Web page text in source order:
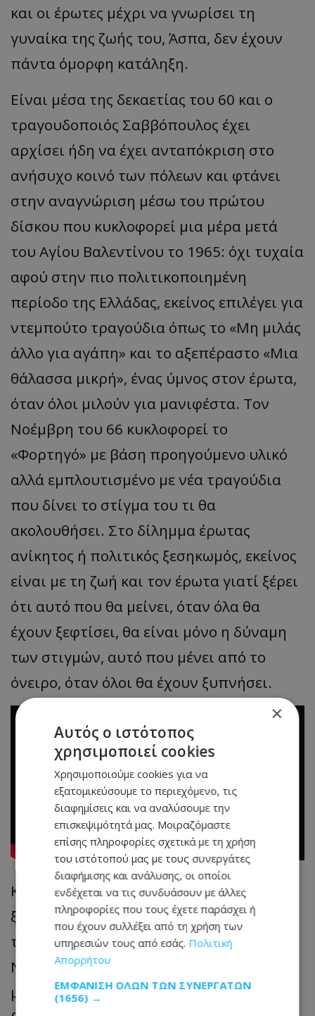
και οι έρωτες μέχρι να γνωρίσει τη
γυναίκα της ζωής του, Άσπα, δεν έχουν
πάντα όμορφη κατάληξη.
Είναι μέσα της δεκαετίας του 60 και ο
τραγουδοποιός Σαββόπουλος έχει
αρχίσει ήδη να έχει ανταπόκριση στο
ανήσυχο κοινό των πόλεων και φτάνει
στην αναγνώριση μέσω του πρώτου
δίσκου που κυκλοφορεί μια μέρα μετά
του Αγίου Βαλεντίνου το 1965: όχι τυχαία
αφού στην πιο πολιτικοποιημένη
περίοδο της Ελλάδας, εκείνος επιλέγει για
ντεμπούτο τραγούδια όπως το «Μη μιλάς
άλλο για αγάπη» και το αξεπέραστο «Μια
θάλασσα μικρή», ένας ύμνος στον έρωτα,
όταν όλοι μιλούν για μανιφέστα. Τον
Νοέμβρη του 66 κυκλοφορεί το
«Φορτηγό» με βάση προηγούμενο υλικό
αλλά εμπλουτισμένο με νέα τραγούδια
που δίνει το στίγμα του τι θα
ακολουθήσει. Στο δίλημμα έρωτας
ανίκητος ή πολιτικός ξεσηκωμός, εκείνος
είναι με τη ζωή και τον έρωτα γιατί ξέρει
ότι αυτό που θα μείνει, όταν όλα θα
έχουν ξεφτίσει, θα είναι μόνο η δύναμη
των στιγμών, αυτό που μένει από το
όνειρο, όταν όλοι θα έχουν ξυπνήσει.
Και αυτό είναι που τον κάνει να
ξεχωρίζει από τους άλλους
τραγουδοποιούς και ερμηνευτές του
Νέου Κύματος: το ότι γνωρίζει πως οι
μικρές στιγμές έχουν πολύ μεγάλη
×
Αυτός ο ιστότοπος
χρησιμοποιεί cookies
Χρησιμοποιούμε cookies για να
εξατομικεύσουμε το περιεχόμενο, τις
διαφημίσεις και να αναλύσουμε την
επισκεψιμότητά μας. Μοιραζόμαστε
επίσης πληροφορίες σχετικά με τη χρήση
του ιστότοπού μας με τους συνεργάτες
διαφήμισης και ανάλυσης, οι οποίοι
ενδέχεται να τις συνδυάσουν με άλλες
πληροφορίες που τους έχετε παράσχει ή
που έχουν συλλέξει από τη χρήση των
υπηρεσιών τους από εσάς. Πολιτική
Απορρήτου
ΕΜΦΆΝΙΣΗ ΌΛΩΝ ΤΩΝ ΣΥΝΕΡΓΑΤΏΝ
(1656) →